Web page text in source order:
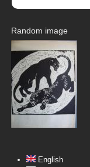
Random image
English